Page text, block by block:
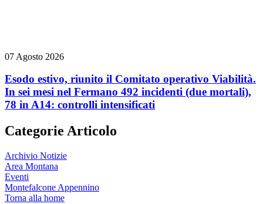
07 Agosto 2026
Esodo estivo, riunito il Comitato operativo Viabilità.
In sei mesi nel Fermano 492 incidenti (due mortali),
78 in A14: controlli intensificati
Categorie Articolo
Archivio Notizie
Area Montana
Eventi
Montefalcone Appennino
Torna alla home